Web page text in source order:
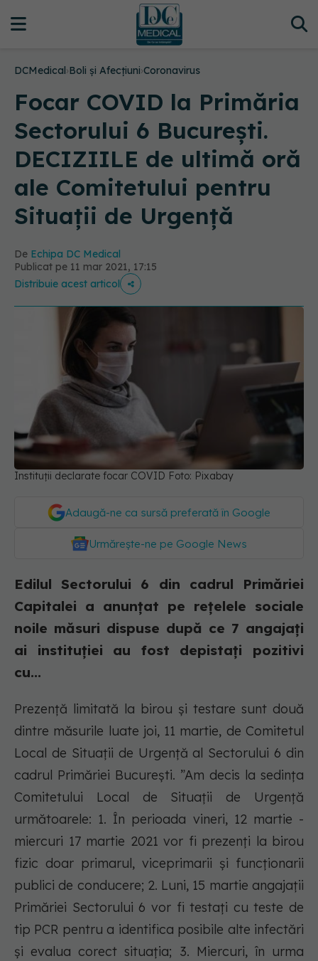
DCMedical›Boli și Afecțiuni›Coronavirus
Focar COVID la Primăria
Sectorului 6 București.
DECIZIILE de ultimă oră
ale Comitetului pentru
Situații de Urgență
De Echipa DC Medical
Publicat pe 11 mar 2021, 17:15
Distribuie acest articol
Instituții declarate focar COVID Foto: Pixabay
Adaugă-ne ca sursă preferată în Google
Urmărește-ne pe Google News
Edilul Sectorului 6 din cadrul Primăriei
Capitalei a anunțat pe rețelele sociale
noile măsuri dispuse după ce 7 angajați
ai instituției au fost depistați pozitivi
cu...
Prezență limitată la birou și testare sunt două
dintre măsurile luate joi, 11 martie, de Comitetul
Local de Situații de Urgență al Sectorului 6 din
cadrul Primăriei București. ”Am decis la sedința
Comitetului Local de Situații de Urgență
următoarele: 1. În perioada vineri, 12 martie -
miercuri 17 martie 2021 vor fi prezenți la birou
fizic doar primarul, viceprimarii și funcționarii
publici de conducere; 2. Luni, 15 martie angajații
Primăriei Sectorului 6 vor fi testați cu teste de
tip PCR pentru a identifica posibile alte infectări
și evalua corect situația; 3. Miercuri, în urma